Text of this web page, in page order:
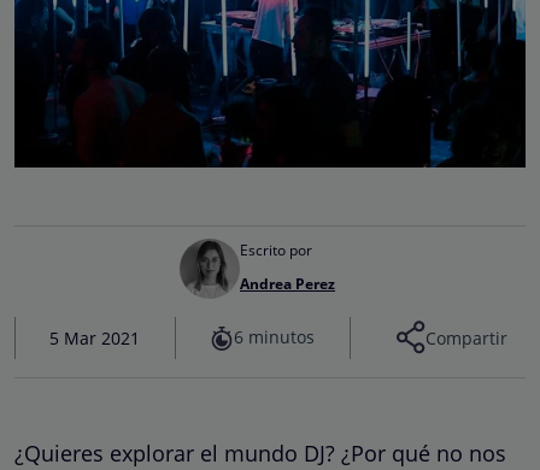
Escrito por
Andrea Perez
5 Mar 2021 6 minutos Compartir
¿Quieres explorar el mundo DJ? ¿Por qué no nos